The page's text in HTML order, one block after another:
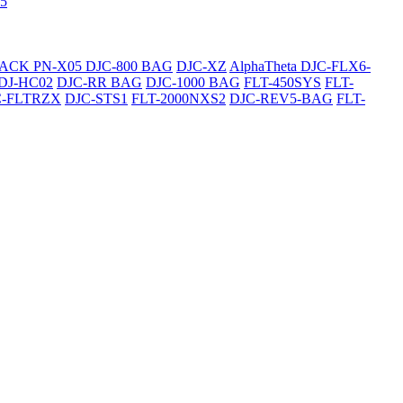
PN-X05 DJC-800 BAG DJC-XZ AlphaTheta DJC-FLX6-
HC02 DJC-RR BAG DJC-1000 BAG FLT-450SYS FLT-
FLTRZX DJC-STS1 FLT-2000NXS2 DJC-REV5-BAG FLT-